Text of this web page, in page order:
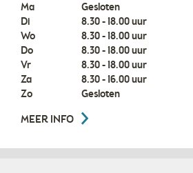
Ma
Gesloten
Di
8.30 - 18.00 uur
Wo
8.30 - 18.00 uur
Do
8.30 - 18.00 uur
Vr
8.30 - 18.00 uur
Za
8.30 - 16.00 uur
Zo
Gesloten
MEER INFO